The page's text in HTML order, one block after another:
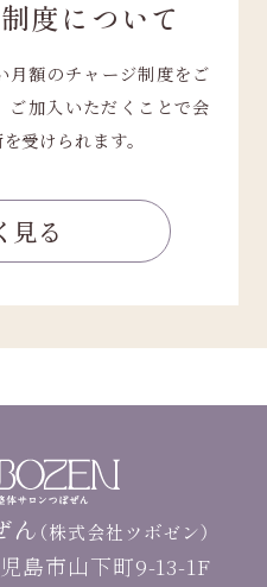
度について
月額のチャージ制度をご
ご加入いただくことで会
受けられます。
見る
ん （株式会社ツボゼン）
島市山下町9-13-1F